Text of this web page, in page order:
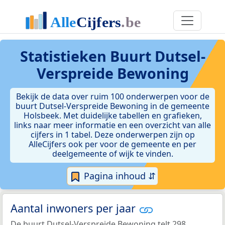
Statistieken Buurt Dutsel-
Verspreide Bewoning
Bekijk de data over ruim 100 onderwerpen voor de
buurt Dutsel-Verspreide Bewoning in de gemeente
Holsbeek. Met duidelijke tabellen en grafieken,
links naar meer informatie en een overzicht van alle
cijfers in 1 tabel. Deze onderwerpen zijn op
AlleCijfers ook per voor de gemeente en per
deelgemeente of wijk te vinden.
Pagina inhoud ⇵
Aantal inwoners per jaar